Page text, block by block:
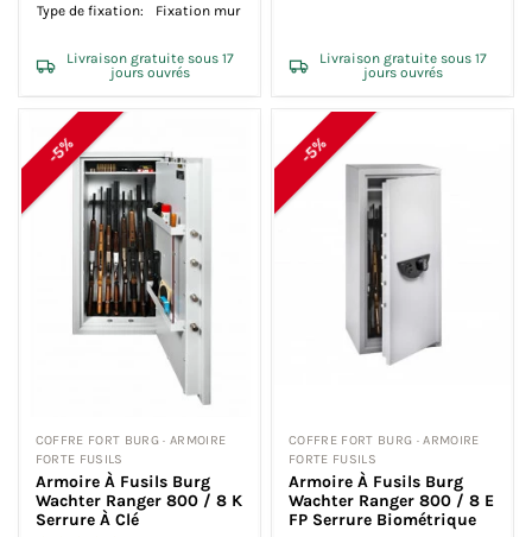
Type de fixation: Fixation mur
Livraison gratuite sous 17
jours ouvrés
Livraison gratuite sous 17
jours ouvrés
-5%
COFFRE FORT BURG · ARMOIRE
FORTE FUSILS
Armoire À Fusils Burg
Wachter Ranger 800 / 8 K
Serrure À Clé
-5%
COFFRE FORT BURG · ARMOIRE
FORTE FUSILS
Armoire À Fusils Burg
Wachter Ranger 800 / 8 E
FP Serrure Biométrique